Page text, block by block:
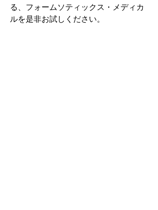
る、フォームソティックス・メディカ
ルを是非お試しください。